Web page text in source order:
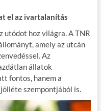
el az ivartalanítás
utódot hoz világra. A TNR
amely az utcán
Az
állatok
fontos, hanem a
szempontjából is.